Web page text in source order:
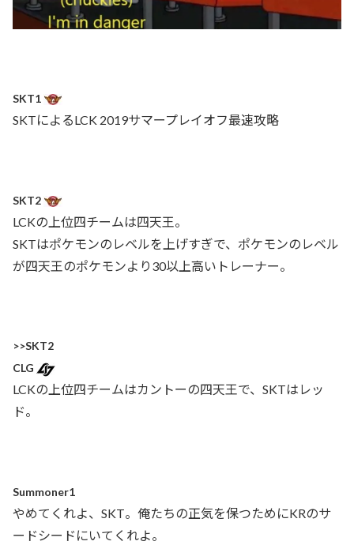
SKT1
SKTによるLCK 2019サマープレイオフ最速攻略
SKT2
LCKの上位四チームは四天王。
SKTはポケモンのレベルを上げすぎで、ポケモンのレベル
が四天王のポケモンより30以上高いトレーナー。
>>SKT2
CLG
LCKの上位四チームはカントーの四天王で、SKTはレッ
ド。
Summoner1
やめてくれよ、SKT。俺たちの正気を保つためにKRのサ
ードシードにいてくれよ。